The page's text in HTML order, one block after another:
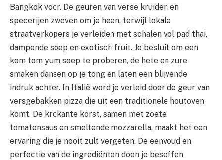
Bangkok voor. De geuren van verse kruiden en
specerijen zweven om je heen, terwijl lokale
straatverkopers je verleiden met schalen vol pad thai,
dampende soep en exotisch fruit. Je besluit om een
kom tom yum soep te proberen, de hete en zure
smaken dansen op je tong en laten een blijvende
indruk achter. In Italië word je verleid door de geur van
versgebakken pizza die uit een traditionele houtoven
komt. De krokante korst, samen met zoete
tomatensaus en smeltende mozzarella, maakt het een
ervaring die je nooit zult vergeten. De eenvoud en
perfectie van de ingrediënten doen je beseffen